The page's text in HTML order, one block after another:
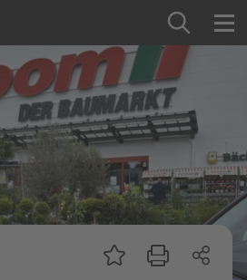
Startseite
als Arbeitgeber
& Studium
& Werkstudium